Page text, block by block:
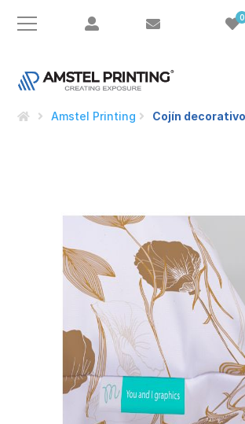
0
Amstel Printing Cojín decorativo